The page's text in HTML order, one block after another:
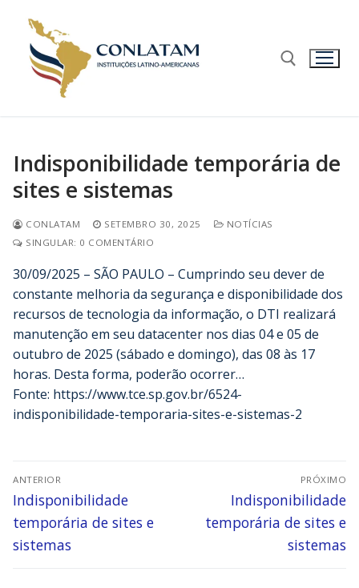
Indisponibilidade temporária de
sites e sistemas
CONLATAM SETEMBRO 30, 2025
NOTÍCIAS
SINGULAR: 0 COMENTÁRIO
30/09/2025 – SÃO PAULO – Cumprindo seu dever de
constante melhoria da segurança e disponibilidade dos
recursos de tecnologia da informação, o DTI realizará
manutenção em seu datacenter nos dias 04 e 05 de
outubro de 2025 (sábado e domingo), das 08 às 17
horas. Desta forma, poderão ocorrer…
Fonte: https://www.tce.sp.gov.br/6524-
indisponibilidade-temporaria-sites-e-sistemas-2
ANTERIOR
Indisponibilidade
temporária de sites e
sistemas
PRÓXIMO
Indisponibilidade
temporária de sites e
sistemas